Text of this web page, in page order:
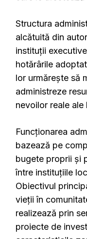
Structura
alcătuită din
instituții
hotărârile
lor urmărește să
administreze
nevoilor reale ale
Funcționarea
bazează pe
bugete proprii și
între instituțiile
Obiectivul
vieții în
realizează prin
proiecte de